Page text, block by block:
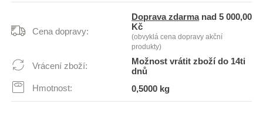
Cena dopravy:
Doprava zdarmanad 5 000,00
Kč
(obvyklá cena dopravy akční
produkty)
Vrácení zboží:
Možnost vrátit zboží do 14ti
dnů
Hmotnost:
0,5000 kg